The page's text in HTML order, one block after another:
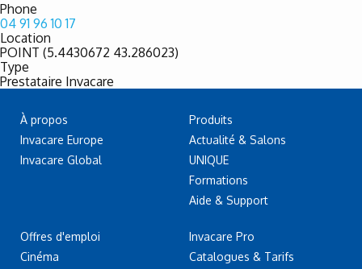
Phone
04 91 96 10 17
Location
POINT (5.4430672 43.286023)
Type
Prestataire Invacare
À propos
Invacare Europe
Invacare Global
Offres d'emploi
Cinéma
Produits
Actualité & Salons
UNIQUE
Formations
Aide & Support
Invacare Pro
Catalogues & Tarifs